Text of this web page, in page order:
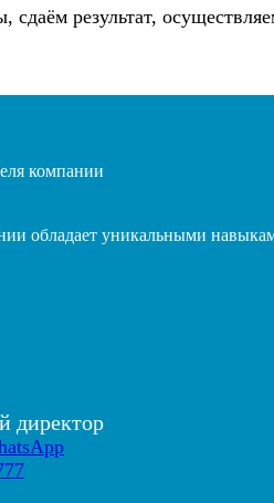
сдаём результат,
компании
обладает уникальными
директор